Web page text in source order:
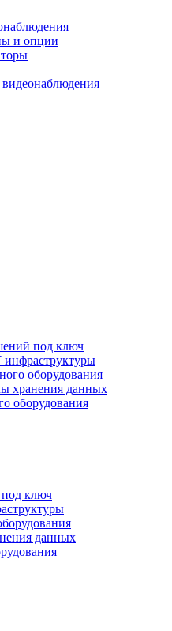
и опции
под ключ
оборудования
хранения данных
оборудования
под ключ
данных